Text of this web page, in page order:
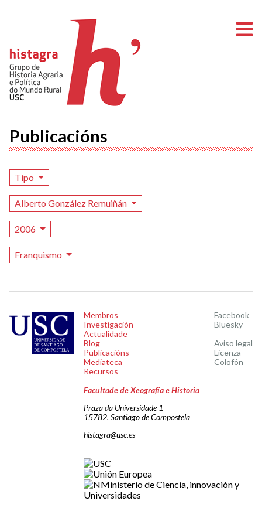
Publicacións
Tipo
Alberto González Remuiñán
2006
Franquismo
Membros
Investigación
Actualidade
Blog
Publicacións
Mediateca
Recursos
Facebook
Bluesky
Aviso legal
Licenza
Colofón
Facultade de Xeografía e Historia
Praza da Universidade 1
15782. Santiago de Compostela
histagra@usc.es